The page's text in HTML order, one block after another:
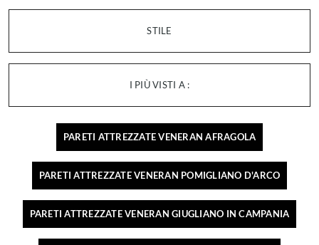
STILE
I PIÙ VISTI A :
PARETI ATTREZZATE VENERAN AFRAGOLA
PARETI ATTREZZATE VENERAN POMIGLIANO D'ARCO
PARETI ATTREZZATE VENERAN GIUGLIANO IN CAMPANIA